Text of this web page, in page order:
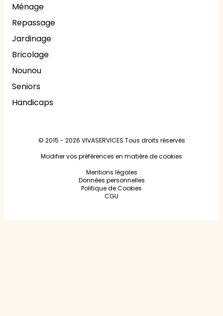
Ménage
Repassage
Jardinage
Bricolage
Nounou
Seniors
Handicaps
© 2015 - 2026 VIVASERVICES Tous droits réservés
Modifier vos préférences en matière de cookies
Mentions légales
Données personnelles
Politique de Cookies
CGU